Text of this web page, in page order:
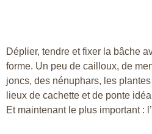
Déplier, tendre et fixer la bâche
forme. Un peu de cailloux, de
joncs, des nénuphars, les
lieux de cachette et de ponte
Et maintenant le plus important :